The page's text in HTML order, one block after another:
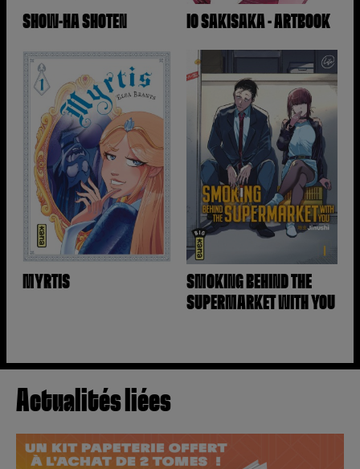
SHOW-HA SHOTEN IO SAKISAKA - ARTBOOK
MYRTIS
SMOKING BEHIND THE
SUPERMARKET WITH YOU
Actualités liées